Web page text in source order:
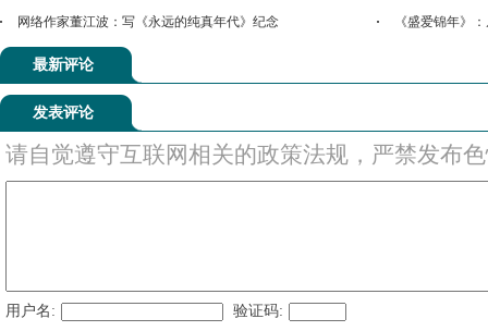
网络作家董江波：写《永远的纯真年代》纪念
《盛爱锦年》
最新评论
发表评论
请自觉遵守互联网相关的政策法规，严禁发布
用户名:
验证码: